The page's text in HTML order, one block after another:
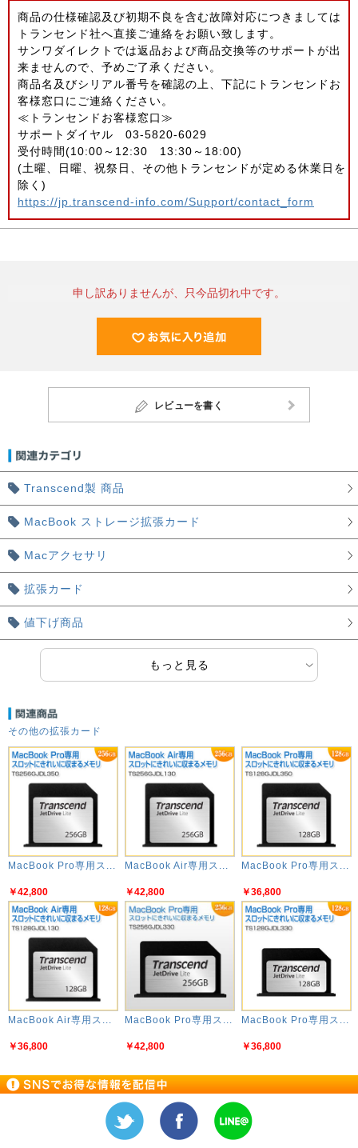
商品の仕様確認及び初期不良を含む故障対応につきましては
トランセンド社へ直接ご連絡をお願い致します。
サンワダイレクトでは返品および商品交換等のサポートが出
来ませんので、予めご了承ください。
商品名及びシリアル番号を確認の上、下記にトランセンドお
客様窓口にご連絡ください。
≪トランセンドお客様窓口≫
サポートダイヤル 03-5820-6029
受付時間(10:00～12:30 13:30～18:00)
(土曜、日曜、祝祭日、その他トランセンドが定める休業日を
除く)
https://jp.transcend-info.com/Support/contact_form
申し訳ありませんが、只今品切れ中です。
レビューを書く
Transcend製 商品
MacBook ストレージ拡張カード
Macアクセサリ
拡張カード
値下げ商品
もっと見る
その他の拡張カード
MacBook Pro専用ス...
￥42,800
MacBook Air専用ス...
￥42,800
MacBook Pro専用ス...
￥36,800
MacBook Air専用ス...
￥36,800
MacBook Pro専用ス...
￥42,800
MacBook Pro専用ス...
￥36,800